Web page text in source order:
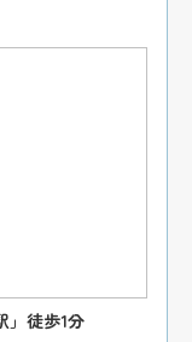
」徒歩1分